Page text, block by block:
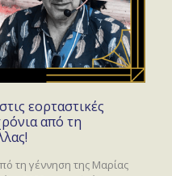
εορταστικές
από τη
τη γέννηση της Μαρίας